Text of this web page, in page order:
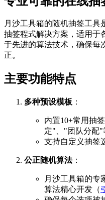
月沙工具箱的随机抽签工具
抽签程式解决方案，适用于
于先进的算法技术，确保每
正。
主要功能特点
多种预设模板 ：
内置10+常用抽
定"、"团队分配"
支持自定义抽签
公正随机算法：
月沙工具箱的专
算法精心开发（